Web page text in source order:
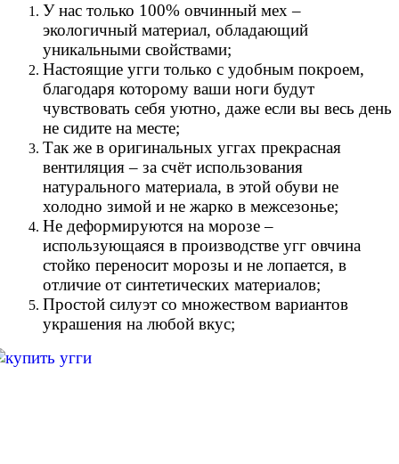
У нас только 100% овчинный мех –
экологичный материал, обладающий
уникальными свойствами;
Настоящие угги только с удобным покроем,
благодаря которому ваши ноги будут
чувствовать себя уютно, даже если вы весь день
не сидите на месте;
Так же в оригинальных уггах прекрасная
вентиляция – за счёт использования
натурального материала, в этой обуви не
холодно зимой и не жарко в межсезонье;
Не деформируются на морозе –
использующаяся в производстве угг овчина
стойко переносит морозы и не лопается, в
отличие от синтетических материалов;
Простой силуэт со множеством вариантов
украшения на любой вкус;